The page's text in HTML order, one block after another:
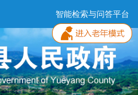
智能检索与问答平台